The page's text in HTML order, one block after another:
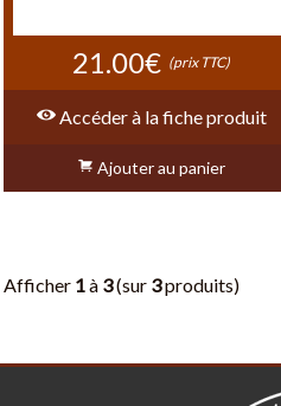
21.00€ (prix TTC)
Accéder à la fiche produit
Ajouter au panier
Afficher 1à 3(sur 3produits)